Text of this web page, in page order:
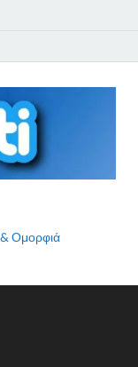
& Ομορφιά